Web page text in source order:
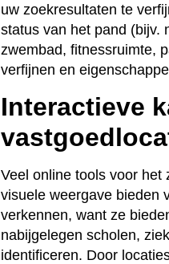
uw zoekresultaten te
status van het pand (bijv.
zwembad, fitnessruimte,
verfijnen en
Interactieve
Veel online tools voor het
visuele weergave bieden
verkennen, want ze
nabijgelegen scholen,
identificeren. Door